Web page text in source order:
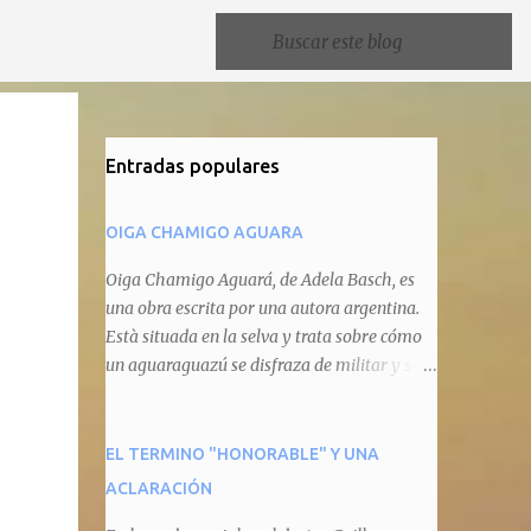
Entradas populares
OIGA CHAMIGO AGUARA
Oiga Chamigo Aguará, de Adela Basch, es
una obra escrita por una autora argentina.
Està situada en la selva y trata sobre cómo
un aguaraguazú se disfraza de militar y se
animal que pretenda circular por ahí. En
primera instancia aparece Teteu, el tero,
EL TERMINO "HONORABLE" Y UNA
ACLARACIÓN